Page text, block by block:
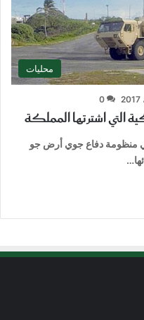
محليات
0
التي اشترتها المملكة
منظومة دفاع جوي أرض جو